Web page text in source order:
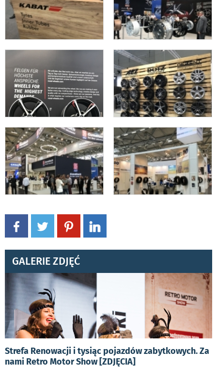
GALERIE ZDJĘĆ
Strefa Renowacji i tysiąc pojazdów zabytkowych. Za
nami Retro Motor Show [ZDJĘCIA]